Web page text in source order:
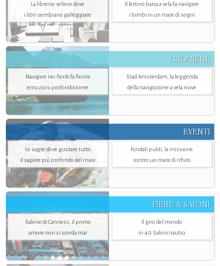
La libreria-veliero dove
i libri sembrano galleggiare
Il lettino barca a vela fa navigare
i bimbi in un mare di sogni
CROCIERE
Navigare nei fiordi fa fiorire
emozioni profondissime
Stad Amsterdam, la leggenda
della navigazione a vela rivive
EVENTI
Le sagre dove gustare tutto
il sapore più profondo del mare
Fondali puliti, la missione
contro un mare di rifiuti
FIERE & SALONI
Salone di Canness, il primo
amore non si scorda mai
Il giro del mondo
in 40 Saloni nautici